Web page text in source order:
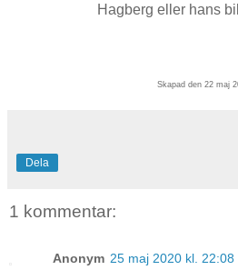
Hagberg eller hans
Skapad den 22 maj
Dela
1 kommentar:
Anonym 25 maj 2020 kl. 22:08